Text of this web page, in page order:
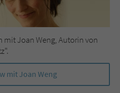
mit Joan Weng, Autorin von
mit Joan Weng